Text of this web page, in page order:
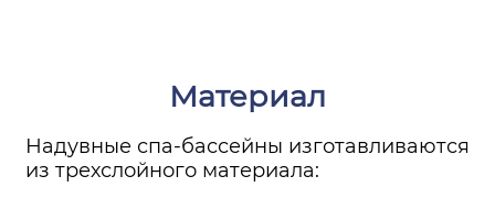
Материал
Надувные спа-бассейны изготавливаются
из трехслойного материала: